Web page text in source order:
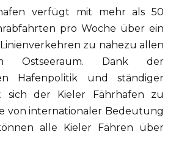
verfügt mit mehr als 50
pro Woche über ein
zu nahezu allen
Ostseeraum. Dank der
Hafenpolitik und ständiger
sich der Kieler Fährhafen zu
von internationaler Bedeutung
alle Kieler Fähren über